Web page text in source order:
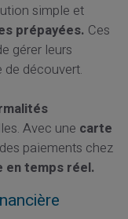
simple et
prépayées. Ces
gérer leurs
découvert.
Avec une carte
paiements chez
en temps réel.